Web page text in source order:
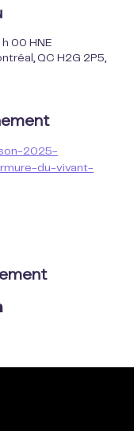
00 HNE
QC H2G 2P5,
2025-
du-vivant-